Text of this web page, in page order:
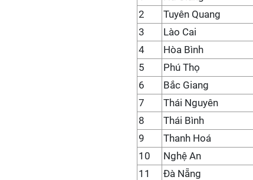
2
Tuyên Quang
3
Lào Cai
4
Hòa Bình
5
Phú Thọ
6
Bắc Giang
7
Thái Nguyên
8
Thái Bình
9
Thanh Hoá
10
Nghệ An
11
Đà Nẵng